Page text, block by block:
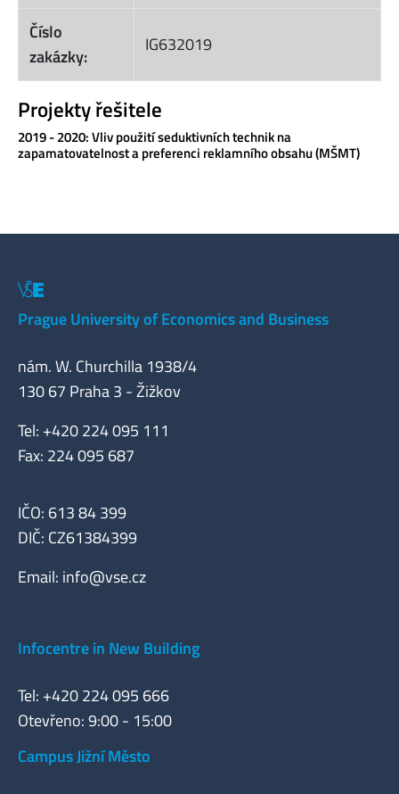
Číslo
zakázky:
IG632019
Projekty řešitele
2019 - 2020: Vliv použití seduktivních technik na
zapamatovatelnost a preferenci reklamního obsahu (MŠMT)
Prague University of Economics and Business
nám. W. Churchilla 1938/4
130 67 Praha 3 - Žižkov
Tel: +420 224 095 111
Fax: 224 095 687
IČO: 613 84 399
DIČ: CZ61384399
Email: info@vse.cz
Infocentre in New Building
Tel: +420 224 095 666
Otevřeno: 9:00 - 15:00
Campus Jižní Město